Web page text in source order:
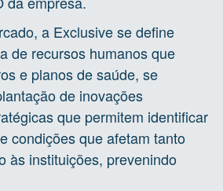
a Exclusive se define
de recursos humanos que
e planos de saúde, se
de inovações
que permitem identificar
condições que afetam tanto
às instituições, prevenindo